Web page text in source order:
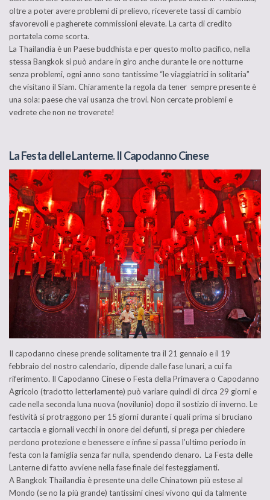
oltre a poter avere problemi di prelievo, riceverete tassi di cambio
sfavorevoli e pagherete commissioni elevate. La carta di credito
portatela come scorta.
La Thailandia è un Paese buddhista e per questo molto pacifico, nella
stessa Bangkok si può andare in giro anche durante le ore notturne
senza problemi, ogni anno sono tantissime “le viaggiatrici in solitaria”
che visitano il Siam. Chiaramente la regola da tener sempre presente è
una sola: paese che vai usanza che trovi. Non cercate problemi e
vedrete che non ne troverete!
La Festa delle Lanterne. Il Capodanno Cinese
Il capodanno cinese prende solitamente tra il 21 gennaio e il 19
febbraio del nostro calendario, dipende dalle fase lunari, a cui fa
riferimento. Il Capodanno Cinese o Festa della Primavera o Capodanno
Agricolo (tradotto letterlamente) può variare quindi di circa 29 giorni e
cade nella seconda luna nuova (novilunio) dopo il sostizio di inverno. Le
festività si protraggono per 15 giorni durante i quali prima si bruciano
cartaccia e giornali vecchi in onore dei defunti, si prega per chiedere
perdono protezione e benessere e infine si passa l’ultimo periodo in
festa con la famiglia senza far nulla, spendendo denaro. La Festa delle
Lanterne di fatto avviene nella fase finale dei festeggiamenti.
A Bangkok Thailandia è presente una delle Chinatown più estese al
Mondo (se no la più grande) tantissimi cinesi vivono qui da talmente